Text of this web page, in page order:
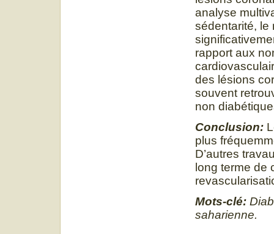
analyse
sédentarité, le
rapport aux
des lésions
souvent
non
Conclusion:
plus
D’autres
long terme de
Mots-clé:
saharienne.